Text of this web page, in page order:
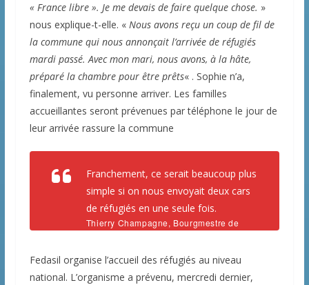
« France libre ». Je me devais de faire quelque chose. »
nous explique-t-elle. « Nous avons reçu un coup de fil de
la commune qui nous annonçait l’arrivée de réfugiés
mardi passé. Avec mon mari, nous avons, à la hâte,
préparé la chambre pour être prêts« . Sophie n’a,
finalement, vu personne arriver. Les familles
accueillantes seront prévenues par téléphone le jour de
leur arrivée rassure la commune
Franchement, ce serait beaucoup plus
simple si on nous envoyait deux cars
de réfugiés en une seule fois.
Thierry Champagne, Bourgmestre de
Chastre
Fedasil organise l’accueil des réfugiés au niveau
national. L’organisme a prévenu, mercredi dernier,